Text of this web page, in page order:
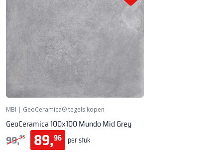
MBI | GeoCeramica® tegels kopen
GeoCeramica 100x100 Mundo Mid Grey
99,95 89,96 per stuk